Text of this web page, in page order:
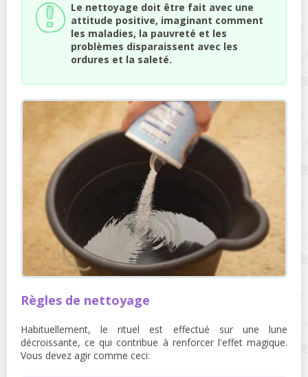
Le nettoyage doit être fait avec une
attitude positive, imaginant comment
les maladies, la pauvreté et les
problèmes disparaissent avec les
ordures et la saleté.
Règles de nettoyage
Habituellement, le rituel est effectué sur une lune
décroissante, ce qui contribue à renforcer l'effet magique.
Vous devez agir comme ceci: